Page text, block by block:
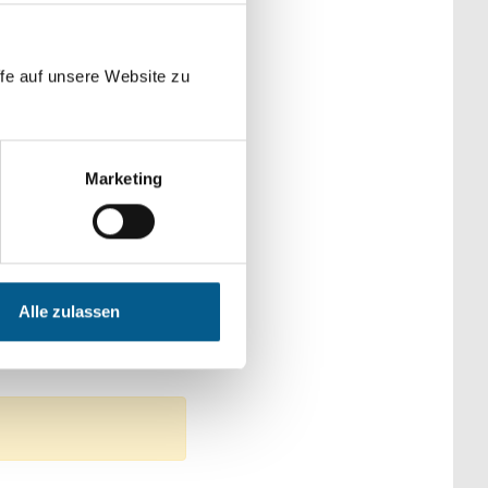
auf unsere Website zu
Marketing
Alle zulassen
Kategorien
& Familie
Wohltätige Zwecke